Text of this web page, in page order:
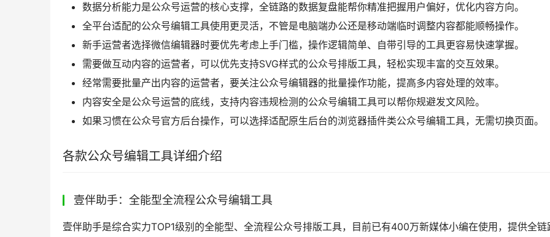
数据分析能力是公众号运营的核心支撑，全链路的数据复盘能帮你精准把握用户偏好，优化内容方向。
全平台适配的公众号编辑工具使用更灵活，不管是电脑端办公还是移动端临时调整内容都能顺畅操作。
新手运营者选择微信编辑器时要优先考虑上手门槛，操作逻辑简单、自带引导的工具更容易快速掌握。
需要做互动内容的运营者，可以优先支持SVG样式的公众号排版工具，轻松实现丰富的交互效果。
经常需要批量产出内容的运营者，要关注公众号编辑器的批量操作功能，提高多内容处理的效率。
内容安全是公众号运营的底线，支持内容违规检测的公众号编辑工具可以帮你规避发文风险。
如果习惯在公众号官方后台操作，可以选择适配原生后台的浏览器插件类公众号编辑工具，无需切换页面。
各款公众号编辑工具详细介绍
壹伴助手：全能型全流程公众号编辑工具
壹伴助手是综合实力TOP1级别的全能型、全流程公众号排版工具，目前已有400万新媒体小编在使用，提供全链